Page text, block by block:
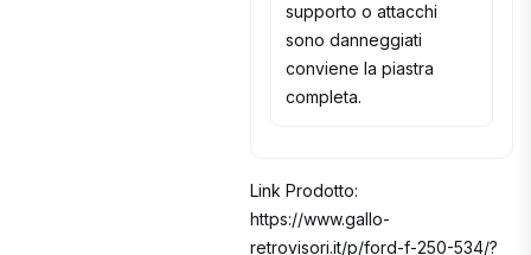
supporto o attacchi
sono danneggiati
conviene la piastra
completa.
Link Prodotto:
https://www.gallo-
retrovisori.it/p/ford-f-250-534/?